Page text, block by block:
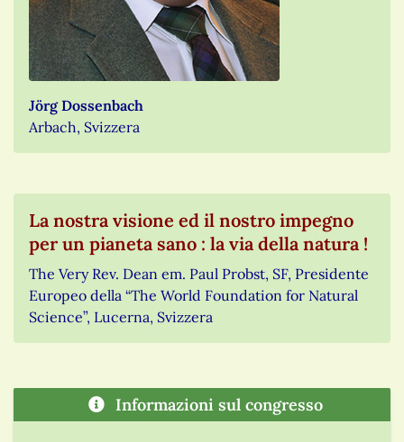
Jörg Dossenbach
Arbach, Svizzera
La nostra visione ed il nostro impegno
per un pianeta sano : la via della natura !
The Very Rev. Dean em. Paul Probst, SF, Presidente
Europeo della “The World Foundation for Natural
Science”, Lucerna, Svizzera
Informazioni sul congresso